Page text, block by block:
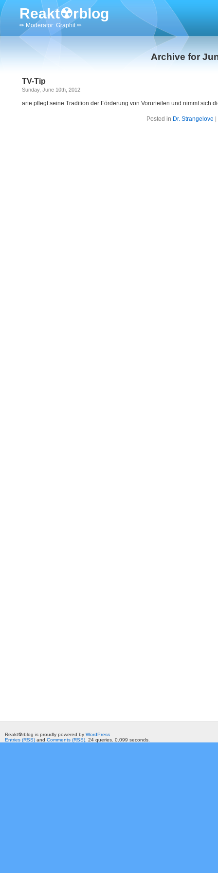
Reakt☢rblog
✏ Moderator: Graphit ✏
Archive for
TV-Tip
Sunday, June 10th, 2012
arte pflegt seine Tradition der Förderung von Vorurteilen und nimmt sich
Posted in Dr. Strangelove
Reakt☢rblog is proudly powered by WordPress
Entries (RSS) and Comments (RSS) . 24 queries. 0.099 seconds.